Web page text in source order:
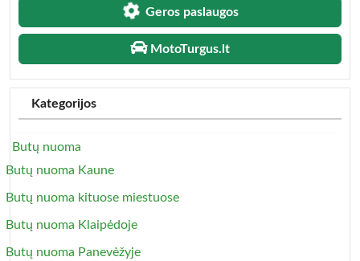
Geros paslaugos
MotoTurgus.lt
Kategorijos
Butų nuoma
Butų nuoma Kaune
Butų nuoma kituose miestuose
Butų nuoma Klaipėdoje
Butų nuoma Panevėžyje